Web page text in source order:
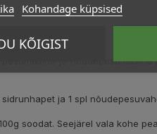
ja
ja 1 spl
soodat. Seejärel vala kohe
Kohandage küpsised
KÕIGIST